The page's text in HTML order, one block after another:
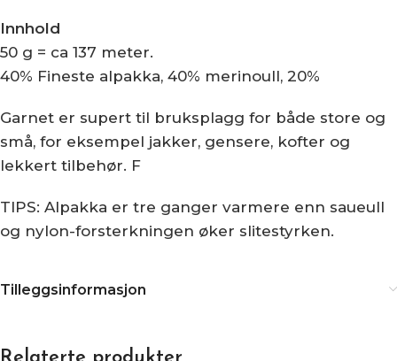
Innhold
50 g = ca 137 meter.
40% Fineste alpakka, 40% merinoull, 20%
Garnet er supert til bruksplagg for både store og
små, for eksempel jakker, gensere, kofter og
lekkert tilbehør. F
TIPS: Alpakka er tre ganger varmere enn saueull
og nylon-forsterkningen øker slitestyrken.
Tilleggsinformasjon